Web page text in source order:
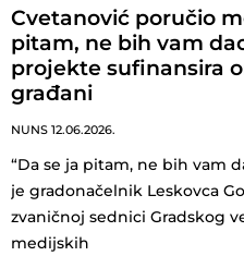
Cvetanović poručio
pitam, ne bih vam
projekte sufinansira
građani
NUNS 12.06.2026.
“Da se ja pitam, ne bih vam
je gradonačelnik Leskovca
zvaničnoj sednici Gradskog
medijskih